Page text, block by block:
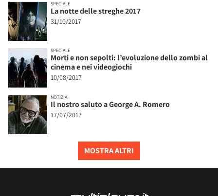
SPECIALE
La notte delle streghe 2017
31/10/2017
SPECIALE
Morti e non sepolti: l’evoluzione dello zombi al
cinema e nei videogiochi
10/08/2017
NOTIZIA
Il nostro saluto a George A. Romero
17/07/2017
MOSTRA ALTRI